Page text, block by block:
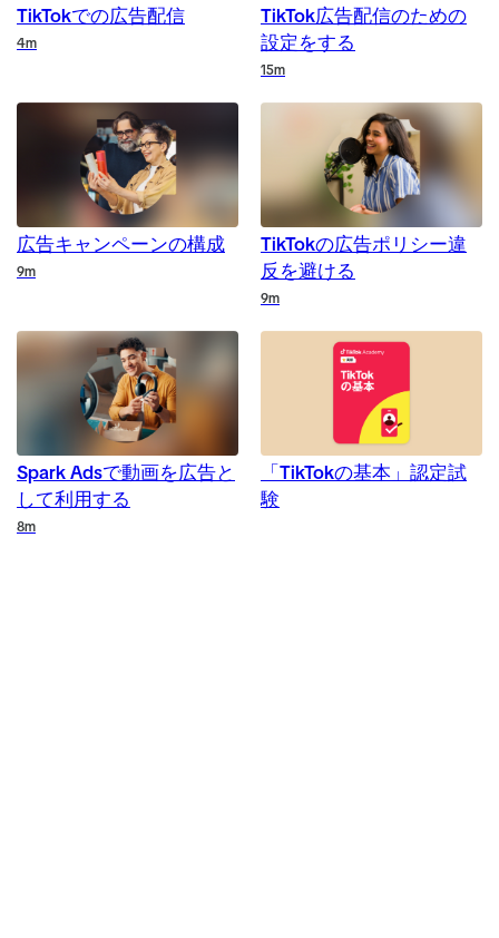
TikTokでの広告配信
Duration
4m
TikTok広告配信のための
設定をする
15m
広告キャンペーンの構成
Duration
9m
TikTokの広告ポリシー違
反を避ける
9m
Spark Adsで動画を広告と
して利用する
Duration
8m
「TikTokの基本」認定試
験